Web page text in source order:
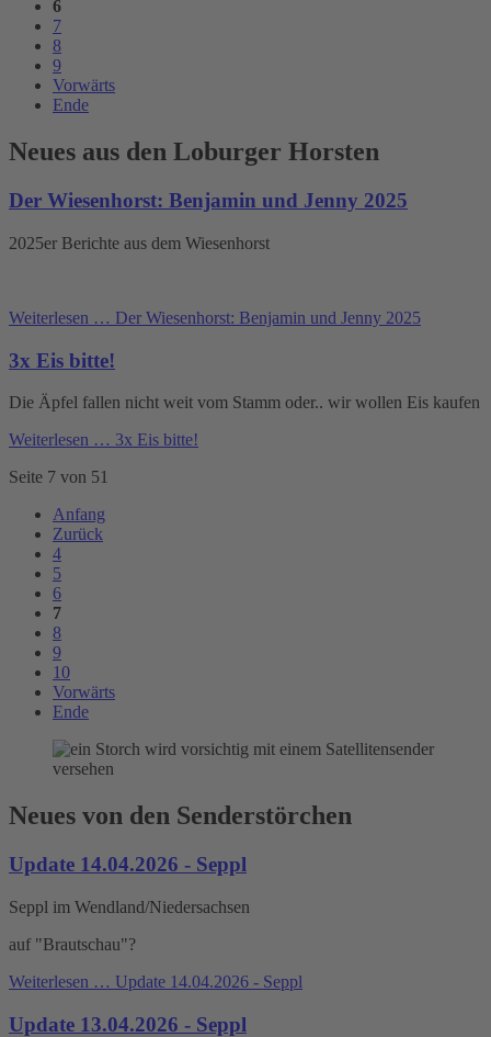
6
7
8
9
Vorwärts
Ende
Neues aus den Loburger Horsten
Der Wiesenhorst: Benjamin und Jenny 2025
2025er Berichte aus dem Wiesenhorst
Weiterlesen … Der Wiesenhorst: Benjamin und Jenny 2025
3x Eis bitte!
Die Äpfel fallen nicht weit vom Stamm oder.. wir wollen Eis kaufen
Weiterlesen … 3x Eis bitte!
Seite 7 von 51
Anfang
Zurück
4
5
6
7
8
9
10
Vorwärts
Ende
Neues von den Senderstörchen
Update 14.04.2026 - Seppl
Seppl im Wendland/Niedersachsen
auf "Brautschau"?
Weiterlesen … Update 14.04.2026 - Seppl
Update 13.04.2026 - Seppl